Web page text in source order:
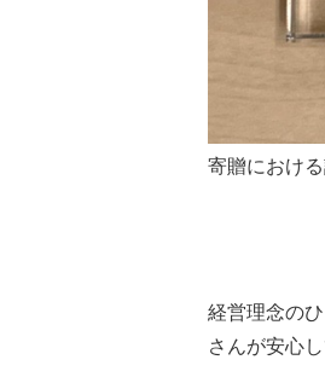
寄贈におけ
経営理念の
さんが安心